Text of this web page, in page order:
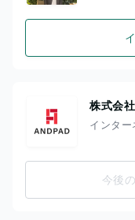
株式会
インタ
今後